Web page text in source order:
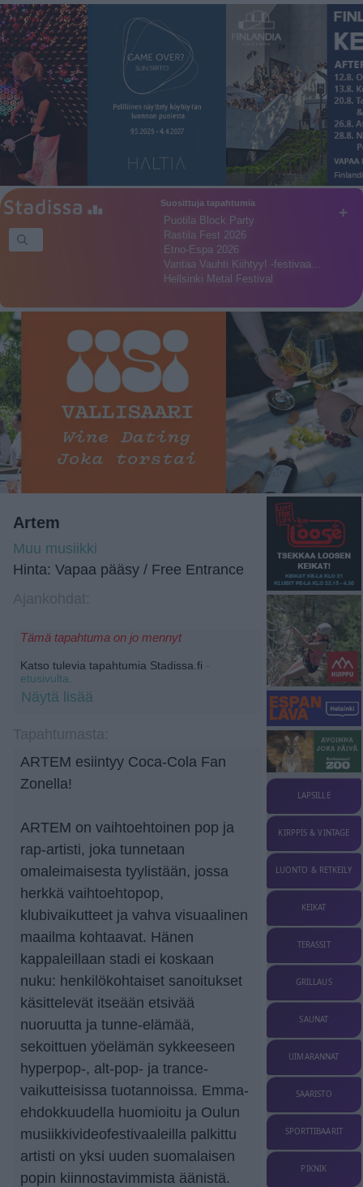
+
Suosittuja tapahtumia
Puotila Block Party
Rastila Fest 2026
Etno-Espa 2026
Vantaa Vauhti Kiihtyy! -festivaa…
Hellsinki Metal Festival
Artem
Muu musiikki
Hinta: Vapaa pääsy / Free Entrance
Tämä tapahtuma on jo mennyt
Katso tulevia tapahtumia Stadissa.fi -
etusivulta.
Näytä lisää
ARTEM esiintyy Coca-Cola Fan
Zonella!
ARTEM on vaihtoehtoinen pop ja
rap-artisti, joka tunnetaan
omaleimaisesta tyylistään, jossa
herkkä vaihtoehtopop,
klubivaikutteet ja vahva visuaalinen
maailma kohtaavat. Hänen
kappaleillaan stadi ei koskaan
nuku: henkilökohtaiset sanoitukset
käsittelevät itseään etsivää
nuoruutta ja tunne-elämää,
sekoittuen yöelämän sykkeeseen
hyperpop-, alt-pop- ja trance-
vaikutteisissa tuotannoissa. Emma-
ehdokkuudella huomioitu ja Oulun
musiikkivideofestivaaleilla palkittu
artisti on yksi uuden suomalaisen
popin kiinnostavimmista äänistä.
LAPSILLE
KIRPPIS & VINTAGE
LUONTO & RETKEILY
KEIKAT
TERASSIT
GRILLAUS
SAUNAT
UIMARANNAT
SAARISTO
SPORTTIBAARIT
PIKNIK